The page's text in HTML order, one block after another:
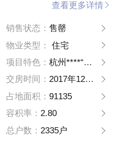
查看更多详情
销售状态： 售罄
物业类型：
住宅
项目特色： 杭州****“生活家+”样板住区
交房时间： 2017年12月31日
占地面积： 91135
容积率： 2.80
总户数： 2335户